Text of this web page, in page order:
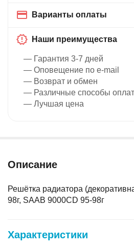
Варианты оплаты
Наши преимущества
— Гарантия 3-7 дней
— Оповещение по e-mail
— Возврат и обмен
— Различные способы
— Лучшая цена
Описание
Решётка радиатора
98г, SAAB 9000CD 95-98г
Характеристики